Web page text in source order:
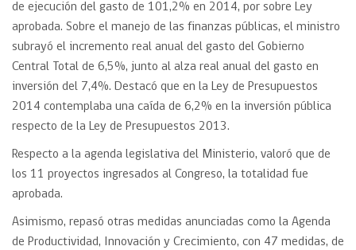
de ejecución del gasto de 101,2% en 2014, por sobre Ley
aprobada. Sobre el manejo de las finanzas públicas, el ministro
subrayó el incremento real anual del gasto del Gobierno
Central Total de 6,5%, junto al alza real anual del gasto en
inversión del 7,4%. Destacó que en la Ley de Presupuestos
2014 contemplaba una caída de 6,2% en la inversión pública
respecto de la Ley de Presupuestos 2013.
Respecto a la agenda legislativa del Ministerio, valoró que de
los 11 proyectos ingresados al Congreso, la totalidad fue
aprobada.
Asimismo, repasó otras medidas anunciadas como la Agenda
de Productividad, Innovación y Crecimiento, con 47 medidas, de